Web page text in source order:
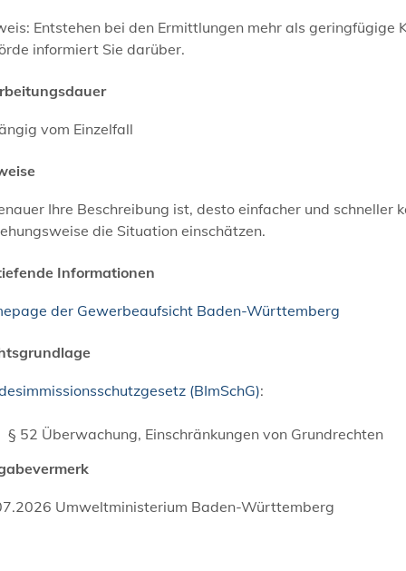
Entstehen bei den Ermittlungen mehr als
informiert Sie darüber.
vom Einzelfall
Ihre Beschreibung ist, desto einfacher und
die Situation einschätzen.
Informationen
der Gewerbeaufsicht Baden-Württemberg
(BImSchG):
§ 52 Überwachung, Einschränkungen von Grundrechten
Umweltministerium Baden-Württemberg